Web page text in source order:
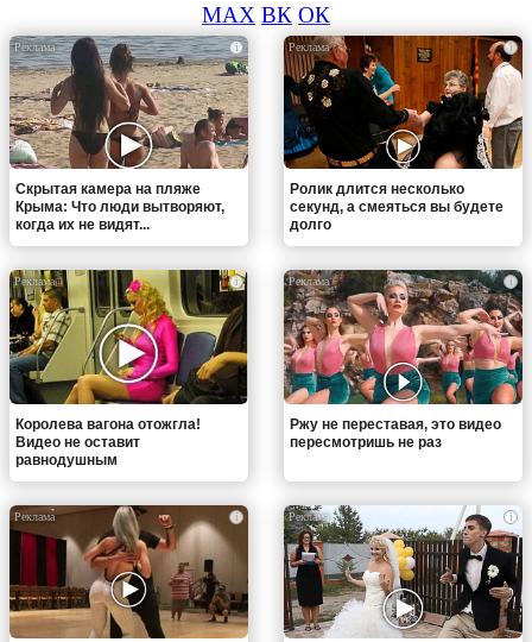
MAX ВК ОК
i
Скрытая камера на пляже
Крыма: Что люди вытворяют,
когда их не видят...
i
Ролик длится несколько
секунд, а смеяться вы будете
долго
i
Королева вагона отожгла!
Видео не оставит
равнодушным
i
Ржу не переставая, это видео
пересмотришь не раз
i i